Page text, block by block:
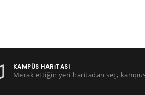
KAMPÜS HARITASI
Merak ettiğin yeri haritadan seç,